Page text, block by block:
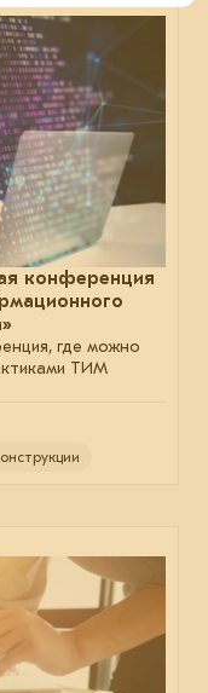
конференция
где можно
ТИМ